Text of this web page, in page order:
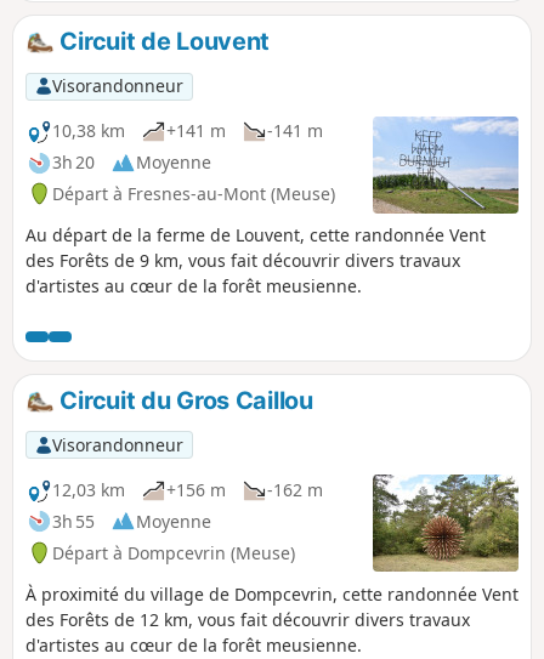
Circuit de Louvent
Visorandonneur
10,38 km
+141 m
-141 m
3h 20
Moyenne
Départ à Fresnes-au-Mont (Meuse)
Au départ de la ferme de Louvent, cette randonnée Vent
des Forêts de 9 km, vous fait découvrir divers travaux
d'artistes au cœur de la forêt meusienne.
Circuit du Gros Caillou
Visorandonneur
12,03 km
+156 m
-162 m
3h 55
Moyenne
Départ à Dompcevrin (Meuse)
À proximité du village de Dompcevrin, cette randonnée Vent
des Forêts de 12 km, vous fait découvrir divers travaux
d'artistes au cœur de la forêt meusienne.